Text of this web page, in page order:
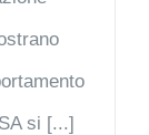
si [...]